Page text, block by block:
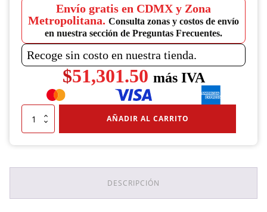
Envío gratis en CDMX y Zona
Metropolitana. Consulta zonas y costos de envío
en nuestra sección de Preguntas Frecuentes.
Recoge sin costo en nuestra tienda.
$51,301.50 más IVA
Contención
IBC2000I
AÑADIR AL CARRITO
DESCRIPCIÓN